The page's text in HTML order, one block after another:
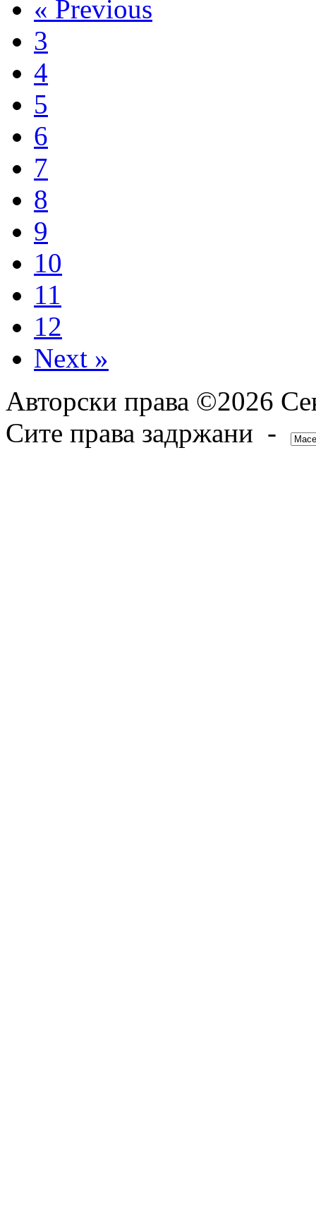
« Previous
3
4
5
6
7
8
9
10
11
12
Next »
Авторски права ©2026
Сите права задржани -